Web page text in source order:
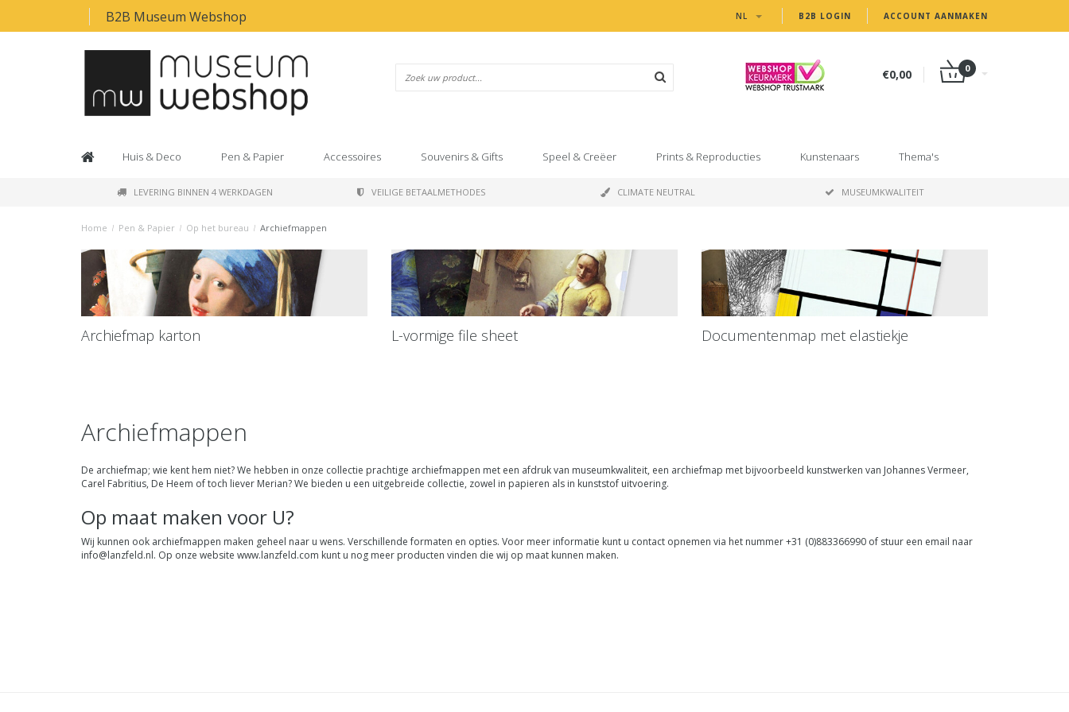
B2B Museum Webshop B2B LOGIN ACCOUNT AANMAKEN
NL
€0,00 0
Huis & Deco Pen & Papier Accessoires Souvenirs & Gifts Speel & Creëer Prints & Reproducties Kunstenaars Thema's
LEVERING BINNEN 4 WERKDAGEN VEILIGE BETAALMETHODES CLIMATE NEUTRAL MUSEUMKWALITEIT
Home / Pen & Papier / Op het bureau / Archiefmappen
Archiefmap karton L-vormige file sheet Documentenmap met elastiekje
Archiefmappen
De archiefmap; wie kent hem niet? We hebben in onze collectie prachtige archiefmappen met een afdruk van museumkwaliteit, een archiefmap met bijvoorbeeld kunstwerken van Johannes Vermeer,
Carel Fabritius, De Heem of toch liever Merian? We bieden u een uitgebreide collectie, zowel in papieren als in kunststof uitvoering.
Op maat maken voor U?
Wij kunnen ook archiefmappen maken geheel naar u wens. Verschillende formaten en opties. Voor meer informatie kunt u contact opnemen via het nummer +31 (0)883366990 of stuur een email naar
info@lanzfeld.nl. Op onze website www.lanzfeld.com kunt u nog meer producten vinden die wij op maat kunnen maken.